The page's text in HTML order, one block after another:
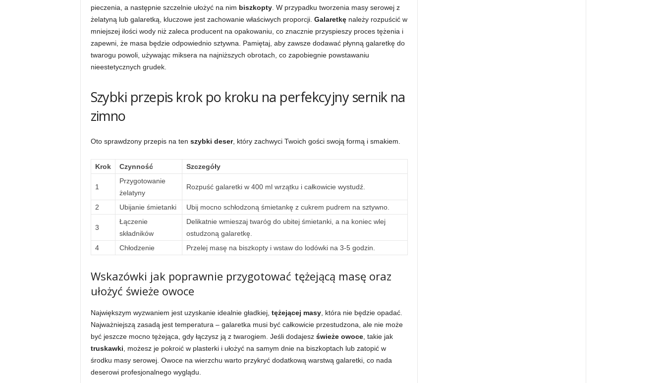
pieczenia, a następnie szczelnie ułożyć na nim biszkopty. W przypadku tworzenia masy serowej z
żelatyną lub galaretką, kluczowe jest zachowanie właściwych proporcji. Galaretkęnależy rozpuścić w
mniejszej ilości wody niż zaleca producent na opakowaniu, co znacznie przyspieszy proces tężenia i
zapewni, że masa będzie odpowiednio sztywna. Pamiętaj, aby zawsze dodawać płynną galaretkę do
twarogu powoli, używając miksera na najniższych obrotach, co zapobiegnie powstawaniu
nieestetycznych grudek.
Szybki przepis krok po kroku na perfekcyjny sernik na
zimno
Oto sprawdzony przepis na ten szybki deser, który zachwyci Twoich gości swoją formą i smakiem.
Krok Czynność Szczegóły
1
Przygotowanie
żelatyny
Rozpuść galaretki w 400 ml wrzątku i całkowicie wystudź.
2 Ubijanie śmietanki Ubij mocno schłodzoną śmietankę z cukrem pudrem na sztywno.
3
Łączenie
składników
Delikatnie wmieszaj twaróg do ubitej śmietanki, a na koniec wlej
ostudzoną galaretkę.
4
Chłodzenie Przelej masę na biszkopty i wstaw do lodówki na 3-5 godzin.
Wskazówki jak poprawnie przygotować tężejącą masę oraz
ułożyć świeże owoce
Największym wyzwaniem jest uzyskanie idealnie gładkiej, tężejącej masy, która nie będzie opadać.
Najważniejszą zasadą jest temperatura – galaretka musi być całkowicie przestudzona, ale nie może
być jeszcze mocno tężejąca, gdy łączysz ją z twarogiem. Jeśli dodajesz świeże owoce, takie jak
truskawki , możesz je pokroić w plasterki i ułożyć na samym dnie na biszkoptach lub zatopić w
środku masy serowej. Owoce na wierzchu warto przykryć dodatkową warstwą galaretki, co nada
deserowi profesjonalnego wyglądu.